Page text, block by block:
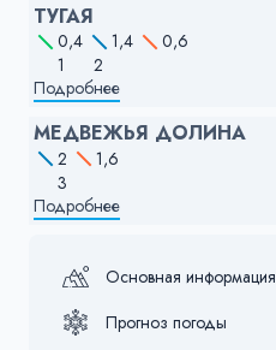
ТУГАЯ
0,4 1,4
0,6
1
2
Подробнее
МЕДВЕЖЬЯ ДОЛИНА
2
1,6
3
Подробнее
Основная информация
Прогноз погоды